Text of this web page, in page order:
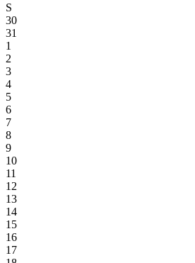
S
30
31
1
2
3
4
5
6
7
8
9
10
11
12
13
14
15
16
17